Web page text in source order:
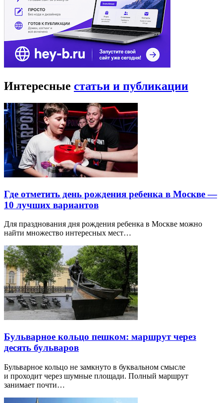
Интересные статьи и публикации
Где отметить день рождения ребенка в Москве —
10 лучших вариантов
Для празднования дня рождения ребенка в Москве можно
найти множество интересных мест…
Бульварное кольцо пешком: маршрут через
десять бульваров
Бульварное кольцо не замкнуто в буквальном смысле
и проходит через шумные площади. Полный маршрут
занимает почти…